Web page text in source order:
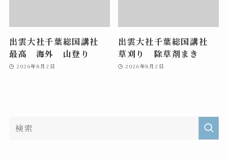
出雲大社千葉総国講社
最高 海外 山登り
2026年8月2日
出雲大社千葉総国講社
草刈り 除草剤まき
2026年8月2日